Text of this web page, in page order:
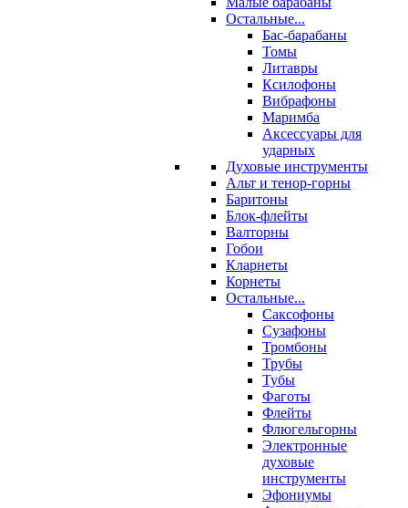
Остальные...
Бас-барабаны
Томы
Литавры
Ксилофоны
Вибрафоны
Маримба
Аксессуары для
ударных
Духовые инструменты
Альт и тенор-горны
Баритоны
Блок-флейты
Валторны
Гобои
Кларнеты
Корнеты
Остальные...
Саксофоны
Сузафоны
Тромбоны
Трубы
Тубы
Фаготы
Флейты
Флюгельгорны
Электронные
духовые
инструменты
Эфониумы